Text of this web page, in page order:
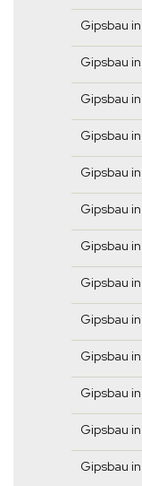
Gipsbau
Gipsbau
Gipsbau
Gipsbau
Gipsbau
Gipsbau
Gipsbau
Gipsbau
Gipsbau
Gipsbau
Gipsbau
Gipsbau
Gipsbau